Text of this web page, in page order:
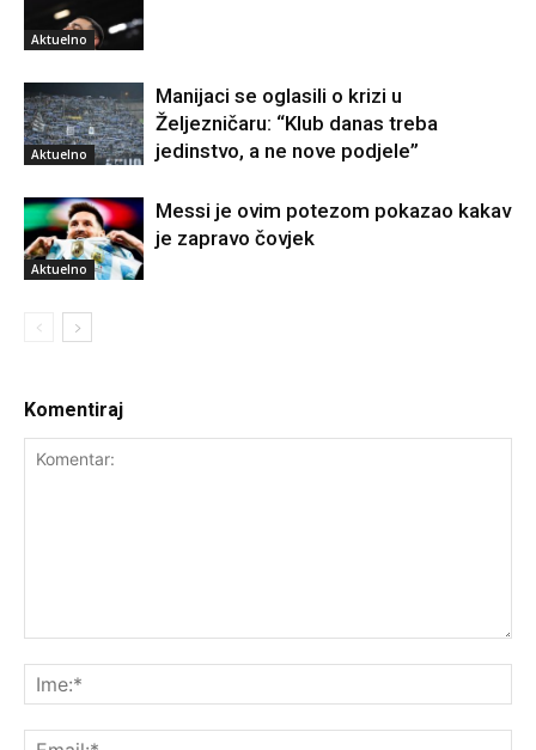
Aktuelno
Aktuelno
Manijaci se oglasili o krizi u
Željezničaru: “Klub danas treba
jedinstvo, a ne nove podjele”
Aktuelno
Messi je ovim potezom pokazao kakav
je zapravo čovjek
Komentiraj